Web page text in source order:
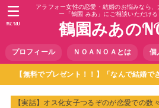
アラフォー女性の恋愛・結婚のお悩みなら
ー「鶴園 みあ」にご相談いただけ
鶴園みあの
プロフィール ＮＯＡＮＯＡとは 個
MENU
【無料でプレゼント！！】「なんで結婚
【実話】オス化女子つるぞのが恋愛での数